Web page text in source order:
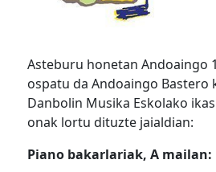
Asteburu honetan Andoaingo
ospatu da Andoaingo Bastero
Danbolin Musika Eskolako
onak lortu dituzte jaialdian:
Piano bakarlariak, A mailan: